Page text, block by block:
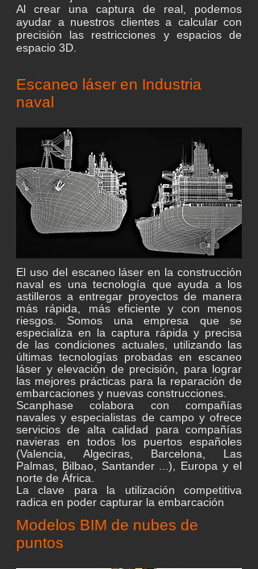
Al crear una captura de real, podemos
ayudar a nuestros clientes a calcular con
precisión las restricciones y espacios de
espacio 3D.
Escaneo láser en Industria
naval
El uso del escaneo láser en la construcción
naval es una tecnología que ayuda a los
astilleros a entregar proyectos de manera
más rápida, más eficiente y con menos
riesgos. Somos una empresa que se
especializa en la captura rápida y precisa
de las condiciones actuales, utilizando las
últimas tecnologías probadas en escaneo
láser y elevación de precisión, para lograr
las mejores prácticas para la reparación de
embarcaciones y nuevas construcciones.
Scanphase colabora con compañías
navales y especialistas de campo y ofrece
servicios de alta calidad para compañías
navieras en todos los puertos españoles
(Valencia, Algeciras, Barcelona, Las
Palmas, Bilbao, Santander ...), Europa y el
norte de África.
La clave para la utilización competitiva
radica en poder capturar la embarcación
Modelos BIM de nubes de
puntos